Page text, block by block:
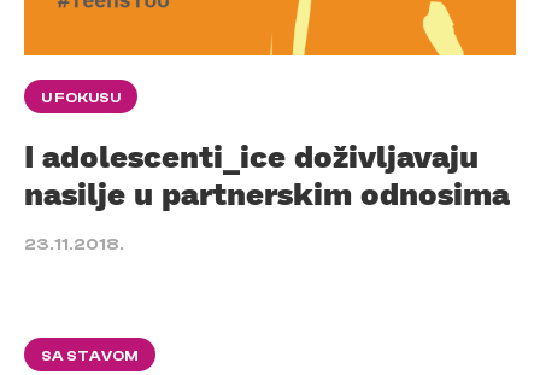
U FOKUSU
I adolescenti_ice doživljavaju
nasilje u partnerskim odnosima
23.11.2018.
SA STAVOM